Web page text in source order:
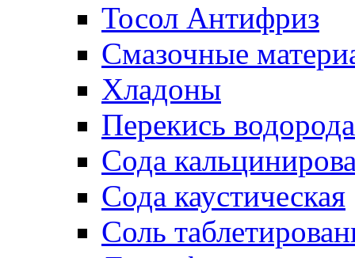
Тосол Антифриз
Смазочные
Хладоны
Перекись водорода
Сода
Сода каустическая
Соль